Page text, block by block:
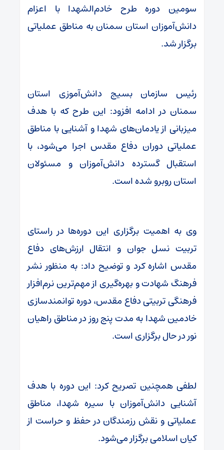
سومین دوره طرح خادم‌الشهدا با اعزام
دانش‌آموزان استان سمنان به مناطق عملیاتی
برگزار شد.
رئیس سازمان بسیج دانش‌آموزی استان
سمنان در ادامه افزود: این طرح که با هدف
میزبانی از یادمان‌های شهدا و آشنایی با مناطق
عملیاتی دوران دفاع مقدس اجرا می‌شود، با
استقبال گسترده دانش‌آموزان و مسئولان
استان روبرو شده است.
وی به اهمیت برگزاری این دوره‌ها در راستای
تربیت نسل جوان و انتقال ارزش‌های دفاع
مقدس اشاره کرد و توضیح داد: به منظور نشر
فرهنگ شهادت و بهره‌گیری از مهم‌ترین نرم‌افزار
فرهنگی تربیتی دفاع مقدس، دوره توانمندسازی
خادمین شهدا به مدت پنج روز در مناطق راهیان
نور در حال برگزاری است.
لطفی همچنین تصریح کرد: این دوره با هدف
آشنایی دانش‌آموزان با سیره شهدا، مناطق
عملیاتی و نقش رزمندگان در حفظ و حراست از
کیان اسلامی برگزار می‌شود.